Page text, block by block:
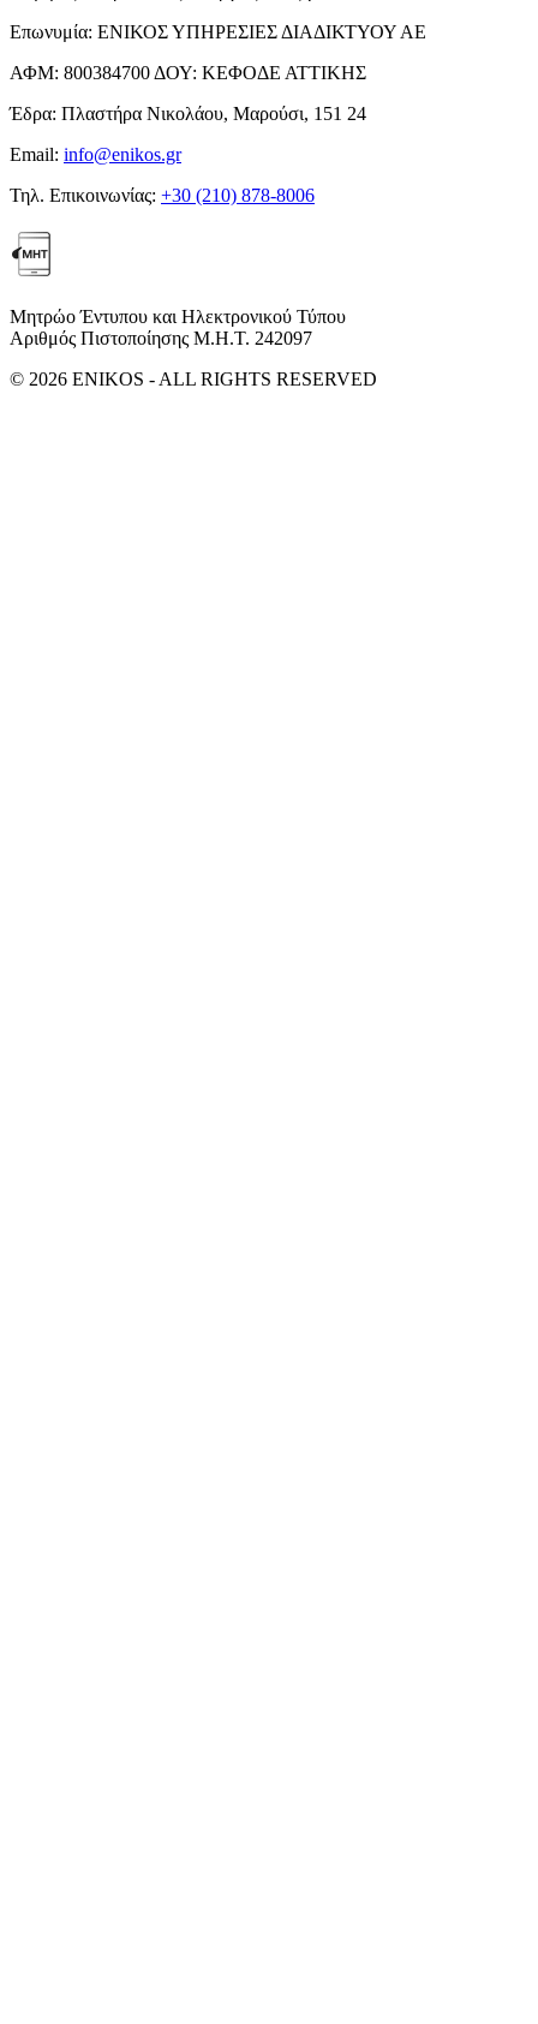
Επωνυμία: ΕΝΙΚΟΣ ΥΠΗΡΕΣΙΕΣ ΔΙΑΔΙΚΤΥΟΥ ΑΕ
ΑΦΜ: 800384700 ΔΟΥ: ΚΕΦΟΔΕ ΑΤΤΙΚΗΣ
Έδρα: Πλαστήρα Νικολάου, Μαρούσι, 151 24
Email: info@enikos.gr
Τηλ. Επικοινωνίας: +30 (210) 878-8006
Μητρώο Έντυπου και Ηλεκτρονικού Τύπου
Αριθμός Πιστοποίησης Μ.Η.Τ. 242097
© 2026 ENIKOS - ALL RIGHTS RESERVED